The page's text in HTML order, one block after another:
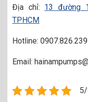
Địa chỉ: 13 đường
TPHCM
Hotline:
Email: